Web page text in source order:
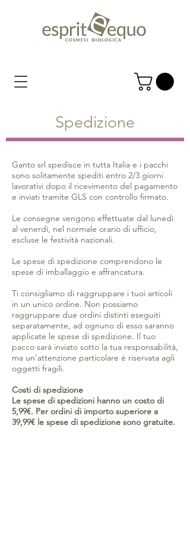
Spedizione
Ganto srl spedisce in tutta Italia e i pacchi
sono solitamente spediti entro 2/3 giorni
lavorativi dopo il ricevimento del pagamento
e inviati tramite GLS con controllo firmato.
Le consegne vengono effettuate dal lunedì
al venerdì, nel normale orario di ufficio,
escluse le festività nazionali.
Le spese di spedizione comprendono le
spese di imballaggio e affrancatura.
Ti consigliamo di raggruppare i tuoi articoli
in un unico ordine. Non possiamo
raggruppare due ordini distinti eseguiti
separatamente, ad ognuno di esso saranno
applicate le spese di spedizione. Il tuo
pacco sarà inviato sotto la tua responsabilità,
ma un’attenzione particolare è riservata agli
oggetti fragili.
Costi di spedizione
Le spese di spedizioni hanno un costo di
5,99€. Per ordini di importo superiore a
39,99€ le spese di spedizione sono gratuite.